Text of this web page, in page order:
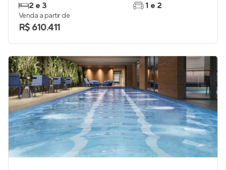
2 e 3
1 e 2
Venda a partir de
R$ 610.411